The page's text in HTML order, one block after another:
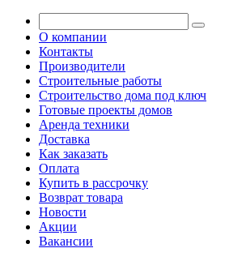
О компании
Контакты
Производители
Строительные работы
Строительство дома под ключ
Готовые проекты домов
Аренда техники
Доставка
Как заказать
Оплата
Купить в рассрочку
Возврат товара
Новости
Акции
Вакансии